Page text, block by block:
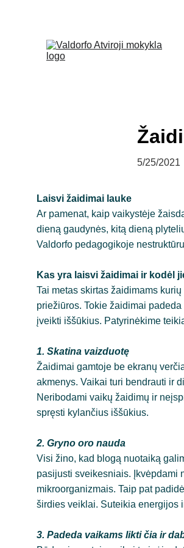
5/25/2021
Laisvi žaidimai lauke
Ar pamenat, kaip vaikystėje
dieną gaudynės, kitą dieną
Valdorfo pedagogikoje
Kas yra laisvi žaidimai ir kodėl
Tai metas skirtas žaidimams
priežiūros. Tokie žaidimai
įveikti iššūkius. Patyrinėkime
1. Skatina vaizduotę
Žaidimai gamtoje be ekranų
akmenys. Vaikai turi bendrauti ir
Neribodami vaikų žaidimų ir
spręsti kylančius iššūkius.
2. Gryno oro nauda
Visi žino, kad blogą nuotaiką
pasijusti sveikesniais. Įkvėpdami
mikroorganizmais. Taip pat
širdies veiklai. Suteikia energijos
3. Padeda vaikams likti čia ir